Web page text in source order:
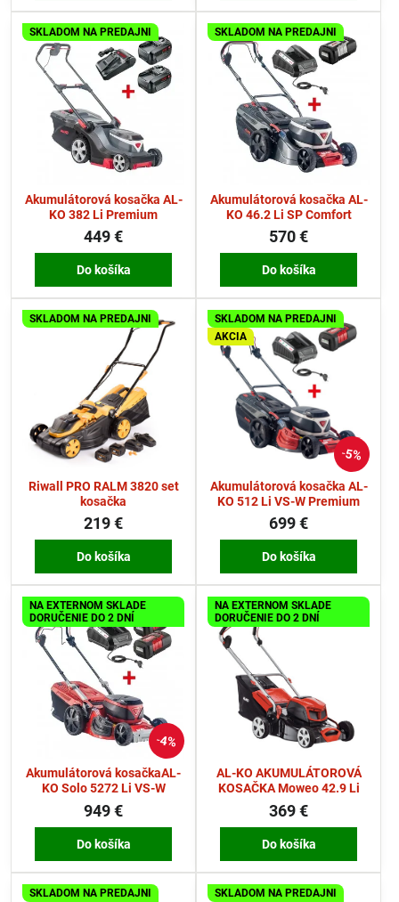
SKLADOM NA PREDAJNI
Akumulátorová kosačka AL-
KO 382 Li Premium
449 €
Do košíka
SKLADOM NA PREDAJNI
Akumulátorová kosačka AL-
KO 46.2 Li SP Comfort
570 €
Do košíka
SKLADOM NA PREDAJNI
Riwall PRO RALM 3820 set
kosačka
219 €
Do košíka
5%
SKLADOM NA PREDAJNI
AKCIA
Akumulátorová kosačka AL-
KO 512 Li VS-W Premium
699 €
Do košíka
4%
NA EXTERNOM SKLADE
DORUČENIE DO 2 DNÍ
Akumulátorová kosačkaAL-
KO Solo 5272 Li VS-W
949 €
Do košíka
NA EXTERNOM SKLADE
DORUČENIE DO 2 DNÍ
AL-KO AKUMULÁTOROVÁ
KOSAČKA Moweo 42.9 Li
369 €
Do košíka
SKLADOM NA PREDAJNI SKLADOM NA PREDAJNI